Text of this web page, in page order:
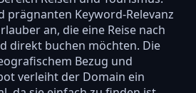
prägnanten Keyword-Relevanz
an, die eine Reise nach
direkt buchen möchten. Die
Bezug und
verleiht der Domain ein